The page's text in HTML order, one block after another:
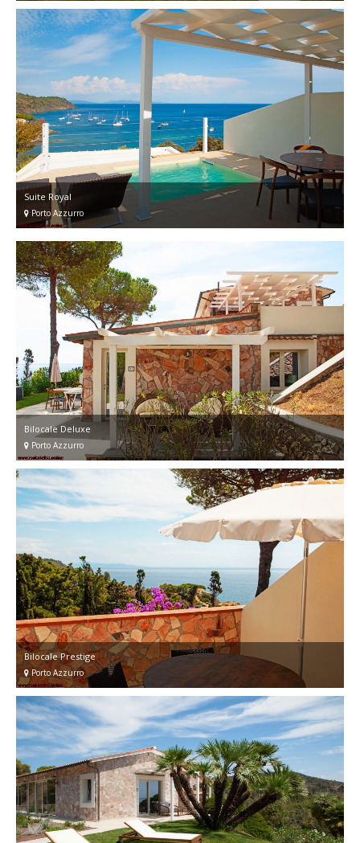
Suite Royal
Porto Azzurro
Bilocale Deluxe
Porto Azzurro
Bilocale Prestige
Porto Azzurro